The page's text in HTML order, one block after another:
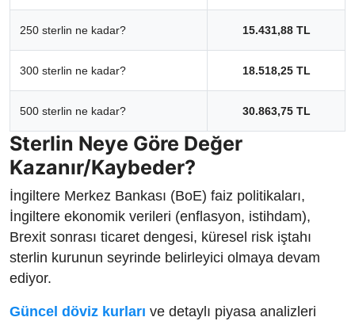
250 sterlin ne kadar? 15.431,88 TL
300 sterlin ne kadar? 18.518,25 TL
500 sterlin ne kadar? 30.863,75 TL
Sterlin Neye Göre Değer
Kazanır/Kaybeder?
İngiltere Merkez Bankası (BoE) faiz politikaları,
İngiltere ekonomik verileri (enflasyon, istihdam),
Brexit sonrası ticaret dengesi, küresel risk iştahı
sterlin kurunun seyrinde belirleyici olmaya devam
ediyor.
Güncel döviz kurları ve detaylı piyasa analizleri